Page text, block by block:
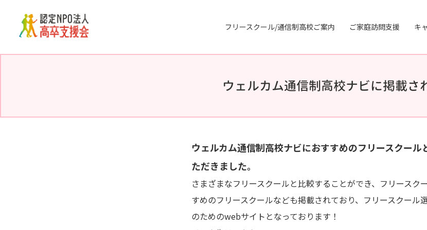
content
フリースクール/通信制高校ご案内 ご家庭訪問支援 キ
ウェルカム通信制高校ナビに掲載さ
ウェルカム通信制高校ナビにおすすめのフリースクール
ただきました。
さまざまなフリースクールと比較することができ、フリースク
すめのフリースクールなども掲載されており、フリースクール
のためのwebサイトとなっております！